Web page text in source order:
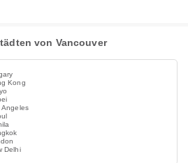
von Vancouver
Kong
Angeles
Delhi